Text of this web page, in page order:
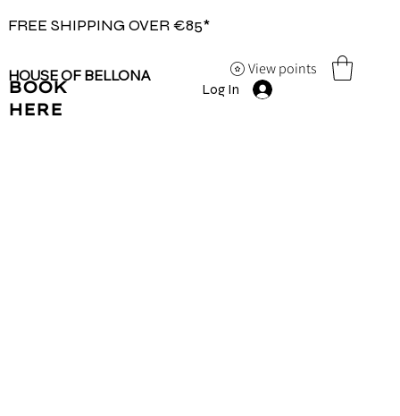
FREE SHIPPING OVER €85*
View points
HOUSE OF BELLONA
BOOK
HERE
Log In